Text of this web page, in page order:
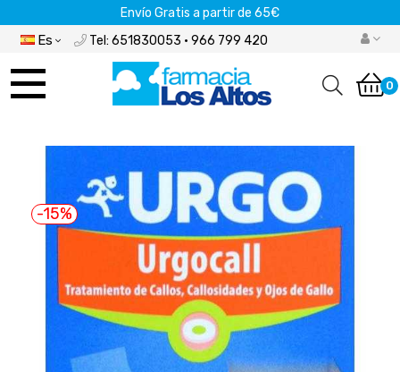
Envío Gratis a partir de 65€
Es Tel: 651830053 · 966 799 420
Navegación
palanca
0
-15%